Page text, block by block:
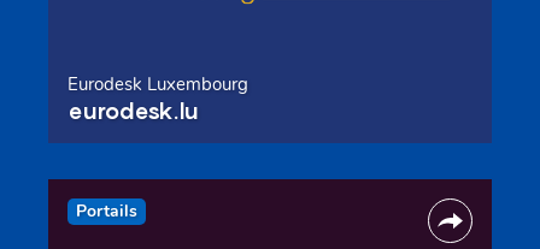
Eurodesk Luxembourg
eurodesk.lu
Portails